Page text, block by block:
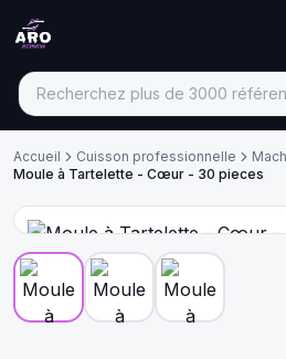
Accueil Cuisson professionnelle
Moule à Tartelette - Cœur - 30 pieces